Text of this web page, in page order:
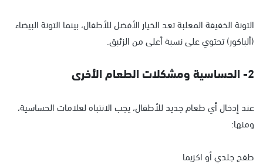
التونة الخفيفة المعلبة تعد الخيار الأفضل للأطفال، بينما التونة البيضاء
(ألباكور) تحتوي على نسبة أعلى من الزئبق.
2- الحساسية ومشكلات الطعام الأخرى
عند إدخال أي طعام جديد للأطفال، يجب الانتباه لعلامات الحساسية،
ومنها:
طفح جلدي أو اكزيما